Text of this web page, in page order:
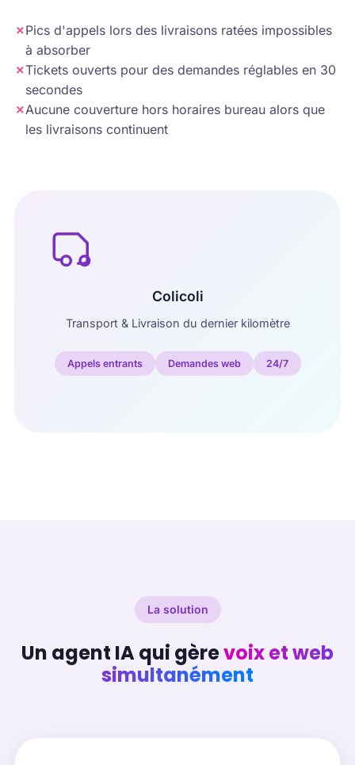
✗Pics d'appels lors des livraisons ratées impossibles
à absorber
✗Tickets ouverts pour des demandes réglables en 30
secondes
✗Aucune couverture hors horaires bureau alors que
les livraisons continuent
Colicoli
Transport & Livraison du dernier kilomètre
Appels entrants Demandes web 24/7
La solution
Un agent IA qui gèrevoix et web
simultanément